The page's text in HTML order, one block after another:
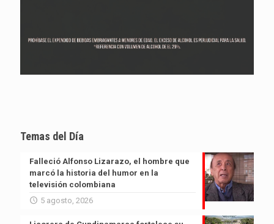
Temas del Día
Falleció Alfonso Lizarazo, el hombre que
marcó la historia del humor en la
televisión colombiana
5 agosto, 2026